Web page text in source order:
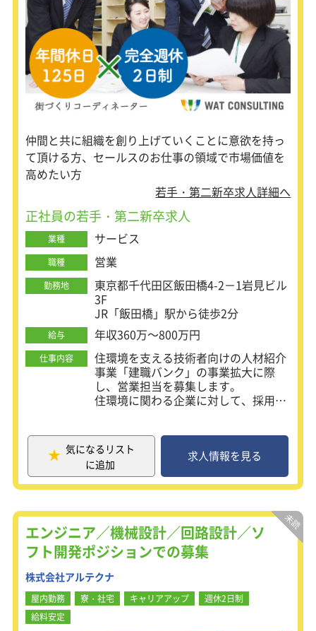
仲間と共に組織を創り上げていくことに意欲を持っ
て頂ける方、セールスのお仕事の領域で市場価値を
高めたい方
若手・第二新卒求人詳細へ
正社員の若手・第二新卒求人
業種 サービス
職種 営業
勤務地
東京都千代田区飯田橋4-2－1岩見ビル
3F
JR「飯田橋」駅から徒歩2分
給与 年収360万～800万円
仕事内容
住環境を支える技術者向けの人材紹介
事業「建職バンク」の事業拡大に際
し、営業担当を募集します。
住環境に関わる企業に対して、採用課
グ・解決策の提案など、新規事業に繋
がる業務まで実践していただきます。
大きな裁量権のもと、営業戦略の立案
から新規事業立ち上げまでをお任せ致
【具体的には】
人材紹介事業の法人営業
商品企画・設計
営業戦略の立案・実行
※弊社は法人営業(RA)とキャリアアド
気になるリスト
に追加
求人情報を見る
エンジニア／機械設計／回路設計／ソ
フト開発ポジションでの募集
株式会社アルテクナ
屋内勤務 寮・社宅 キャリアアップ
週休2日制
給料安定